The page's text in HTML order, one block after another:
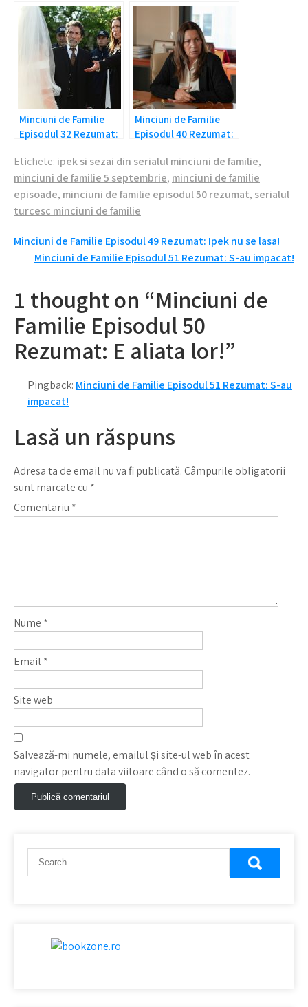
A lasat-o pe drumuri!
Este insarcinata!
Minciuni de Familie
Episodul 32 Rezumat:
Minciuni de Familie
Episodul 40 Rezumat:
Etichete: ipek si sezai din serialul minciuni de familie,
minciuni de familie 5 septembrie, minciuni de familie
episoade, minciuni de familie episodul 50 rezumat, serialul
turcesc minciuni de familie
Navigare
articole
Minciuni de Familie Episodul 49 Rezumat: Ipek nu se lasa!
Minciuni de Familie Episodul 51 Rezumat: S-au impacat!
1 thought on “Minciuni de
Familie Episodul 50
Rezumat: E aliata lor!”
Pingback: Minciuni de Familie Episodul 51 Rezumat: S-au
impacat!
Lasă un răspuns
Adresa ta de email nu va fi publicată.Câmpurile obligatorii
sunt marcate cu *
Comentariu *
Nume *
Email *
Site web
Salvează-mi numele, emailul și site-ul web în acest
navigator pentru data viitoare când o să comentez.